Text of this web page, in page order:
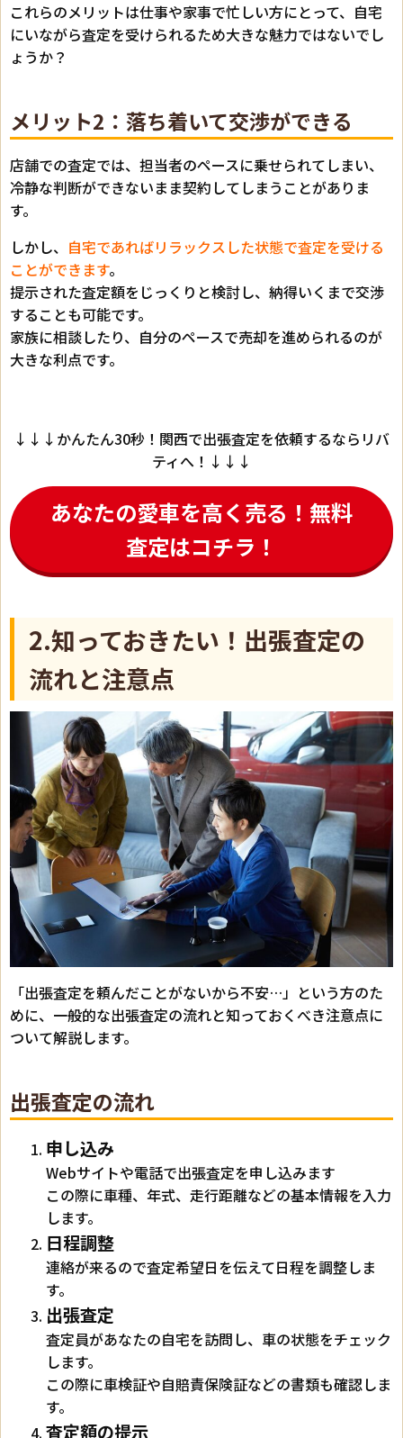
これらのメリットは仕事や家事で忙しい方にとって、自宅
にいながら査定を受けられるため大きな魅力ではないでし
ょうか？
メリット2：落ち着いて交渉ができる
店舗での査定では、担当者のペースに乗せられてしまい、
冷静な判断ができないまま契約してしまうことがありま
す。
しかし、 自宅であればリラックスした状態で査定を受ける
ことができます。
提示された査定額をじっくりと検討し、納得いくまで交渉
することも可能です。
家族に相談したり、自分のペースで売却を進められるのが
大きな利点です。
↓↓↓かんたん30秒！関西で出張査定を依頼するならリバ
ティへ！↓↓↓
あなたの愛車を高く売る！無料
査定はコチラ！
2.知っておきたい！出張査定の
流れと注意点
「出張査定を頼んだことがないから不安…」という方のた
めに、一般的な出張査定の流れと知っておくべき注意点に
ついて解説します。
出張査定の流れ
申し込み
Webサイトや電話で出張査定を申し込みます
この際に車種、年式、走行距離などの基本情報を入力
します。
日程調整
連絡が来るので査定希望日を伝えて日程を調整しま
す。
出張査定
査定員があなたの自宅を訪問し、車の状態をチェック
します。
この際に車検証や自賠責保険証などの書類も確認しま
す。
査定額の提示